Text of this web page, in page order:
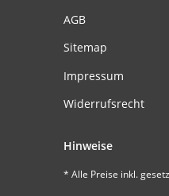
AGB
Sitemap
Impressum
Widerrufsrecht
Hinweise
* Alle Preise inkl.